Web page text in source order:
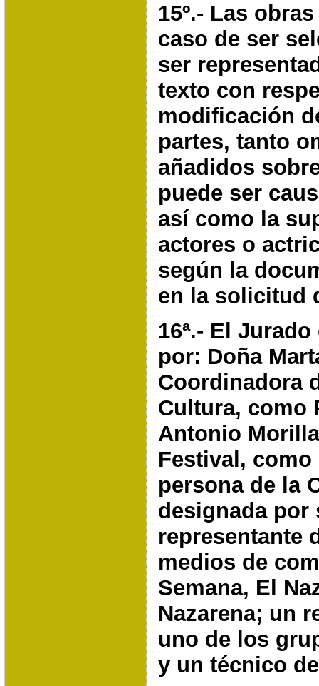
15º.- Las
caso de ser
ser
texto con
modificación
partes, tanto
añadidos
puede ser
así como la
actores o
según la
en la solicitud
16ª.- El
por: Doña
Coordinadora
Cultura, como
Antonio
Festival, como
persona de la
designada
representante
medios de
Semana, El
Nazarena; un
uno de los
y un técnico